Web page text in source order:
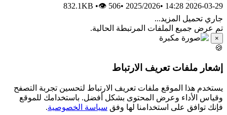
2026-03-29 14:28
•
2025/2026
•
832.1KB •👁 506
جاري تحميل المزيد...
تم عرض جميع الملفات المرتبطة الحالية.
×
🍪
إشعار ملفات تعريف الارتباط
يستخدم هذا الموقع ملفات تعريف الارتباط لتحسين تجربة التصفح
وقياس الأداء وعرض المحتوى بشكل أفضل. باستخدامك للموقع
فإنك توافق على استخدامنا لها وفق سياسة الخصوصية.